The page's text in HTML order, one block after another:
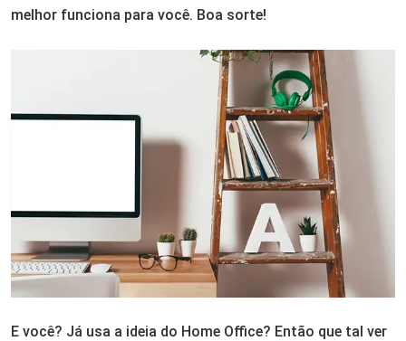
melhor funciona para você. Boa sorte!
E você? Já usa a ideia do Home Office? Então que tal ver